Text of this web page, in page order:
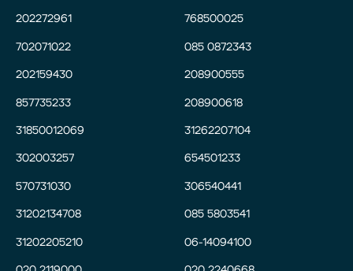
202272961
702071022
202159430
857735233
31850012069
302003257
570731030
31202134708
31202205210
768500025
085 0872343
208900555
208900618
31262207104
654501233
306540441
085 5803541
06-14094100